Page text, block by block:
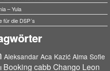
– Yula
für die DSP´s
Aleksandar Aca Kazić Alma Sofie
Booking cabbChango Leon